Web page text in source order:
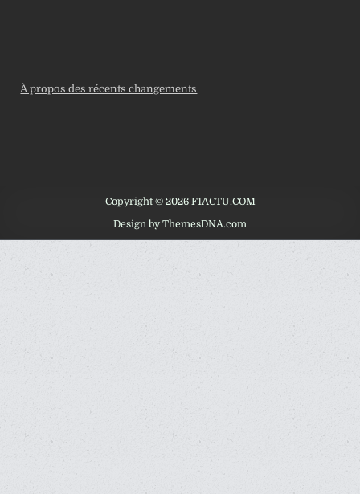
À propos des récents changements
Copyright © 2026 F1ACTU.COM
Design by ThemesDNA.com